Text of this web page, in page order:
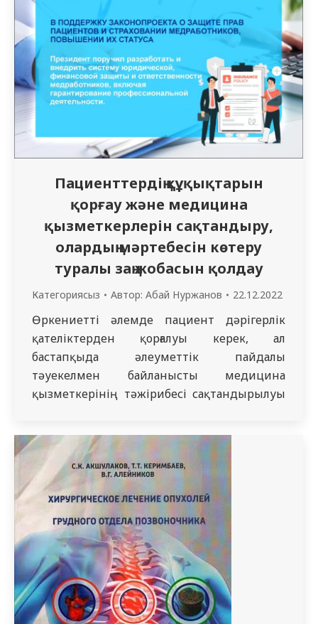
Пациенттердің құқықтарын
қорғау және медицина
қызметкерлерін сақтандыру,
олардың мәртебесін көтеру
туралы заң жобасын қолдау
Категориясыз Автор: Абай Нуржанов 22.12.2022
Өркениетті әлемде пациент дәрігерлік
қателіктерден қорғалуы керек, ал
бастапқыда әлеуметтік пайдалы
тәуекелмен байланысты медицина
қызметкерінің тәжірибесі сақтандырылуы
басшысының ерекше бақылауында.
Қазақстандықтарға медициналық көмек
көрсету салдарынан денсаулығына
келтірілген залал өтеледі. Мұндай норма
медицина қызметкерлерінің кәсіби
жауапкершілігін сақтандыруды енгізуге
байланысты заңнамалық жаңалықтарда
қарастырылған. Денсаулық сақтау
мәселелеріне қатысты түзетулер қазір
Мәжілісте…